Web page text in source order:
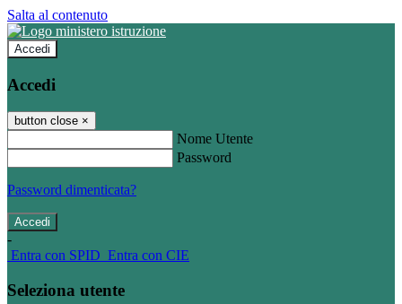
Salta al contenuto
Accedi
Accedi
button close ×
Nome Utente
Password
Password dimenticata?
-
Entra con SPID Entra con CIE
Seleziona utente